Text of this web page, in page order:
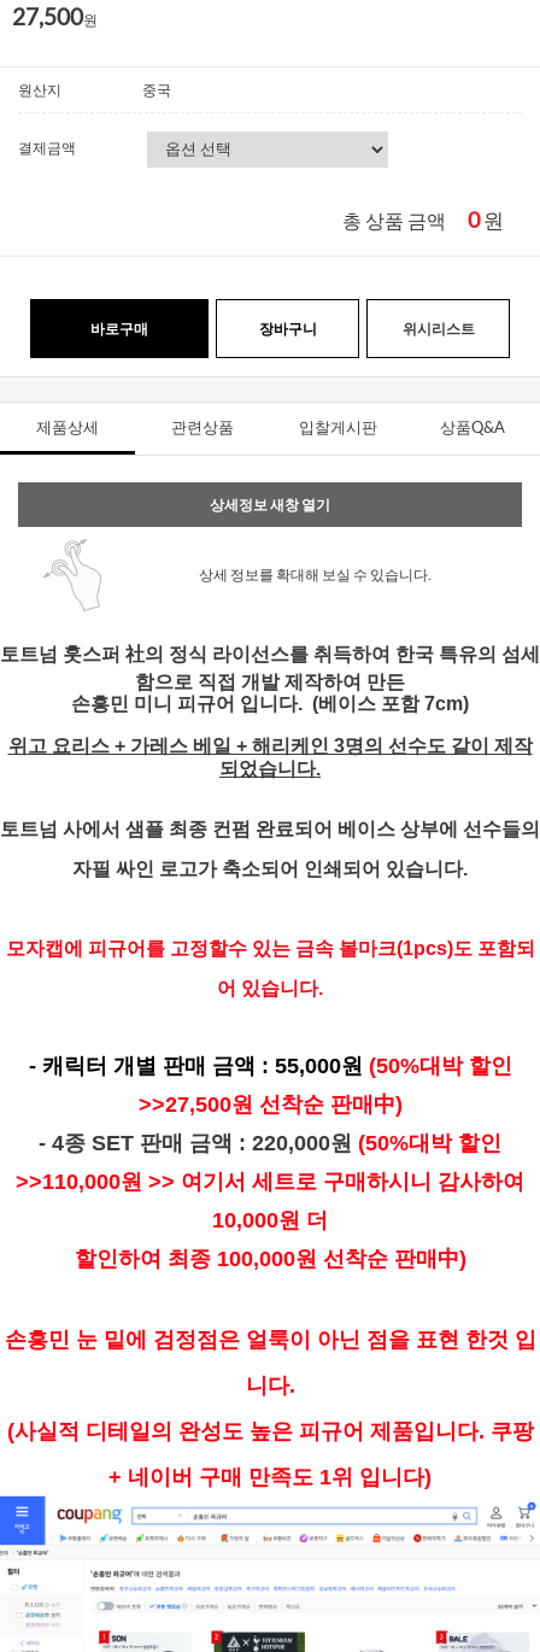
27,500원
원산지 중국
결제금액
총 상품 금액 0원
바로구매 장바구니 위시리스트
제품상세 관련상품 입찰게시판 상품Q&A
상세정보 새창 열기
상세 정보를 확대해 보실 수 있습니다.
토트넘 훗스퍼 社의 정식 라이선스를 취득하여 한국 특유의 섬세
함으로 직접 개발제작하여 만든
손흥민 미니 피규어 입니다. (베이스 포함 7cm)
위고 요리스 + 가레스 베일 + 해리케인 3명의 선수도 같이 제작
되었습니다.
토트넘 사에서 샘플 최종 컨펌 완료되어 베이스 상부에 선수들의
자필 싸인 로고가 축소되어 인쇄되어 있습니다.
모자캡에 피규어를 고정할수 있는 금속 볼마크(1pcs)도 포함되
어 있습니다.
- 캐릭터 개별 판매 금액 : 55,000원 (50%대박 할인
>>27,500원 선착순 판매中)
- 4종 SET 판매 금액 : 220,000원 (50%대박 할인
>>110,000원 >> 여기서 세트로 구매하시니 감사하여
10,000원 더
할인하여 최종 100,000원 선착순 판매中)
손흥민 눈 밑에 검정점은 얼룩이 아닌 점을 표현 한것 입
니다.
(사실적 디테일의 완성도 높은 피규어 제품입니다. 쿠팡
+ 네이버 구매 만족도 1위 입니다)